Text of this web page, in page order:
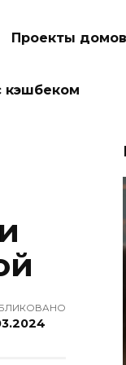
Проекты домов
кэшбеком